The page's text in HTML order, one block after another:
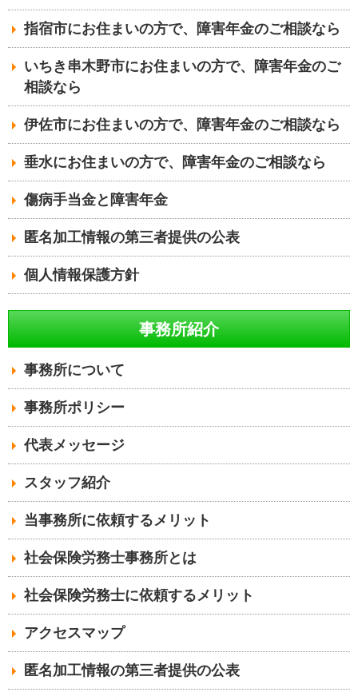
指宿市にお住まいの方で、障害年金のご相談なら
いちき串木野市にお住まいの方で、障害年金のご
相談なら
伊佐市にお住まいの方で、障害年金のご相談なら
垂水にお住まいの方で、障害年金のご相談なら
傷病手当金と障害年金
匿名加工情報の第三者提供の公表
個人情報保護方針
事務所紹介
事務所について
事務所ポリシー
代表メッセージ
スタッフ紹介
当事務所に依頼するメリット
社会保険労務士事務所とは
社会保険労務士に依頼するメリット
アクセスマップ
匿名加工情報の第三者提供の公表